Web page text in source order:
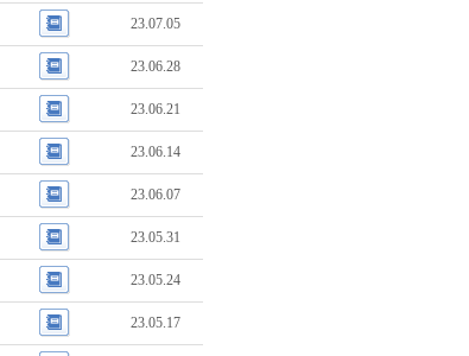
23.07.05
23.06.28
23.06.21
23.06.14
23.06.07
23.05.31
23.05.24
23.05.17